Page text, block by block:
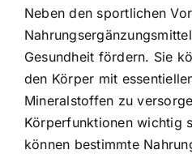
Neben den sportlichen
Gesundheit fördern. Sie
den Körper mit
Mineralstoffen zu
Körperfunktionen wichtig
können bestimmte